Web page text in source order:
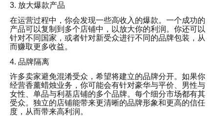
3. 放大爆款产品
在运营过程中，你会发现一些高收入的爆款。一个成功的
产品可以复制到多个店铺中，以放大你的利润。你还可以
针对不同国家，或者针对新受众进行不同的品牌包装，从
而赚取更多收益。
4. 品牌隔离
许多卖家避免混淆受众，希望将建立的品牌分开。如果你
经营香薰蜡烛业务，你可能会有针对豪华与平价、男性与
女性、单品与利基店铺的多个品牌。每个细分市场都有其
受众。独立的店铺能带来更清晰的品牌形象和更高的信任
度，从而带来高利润。